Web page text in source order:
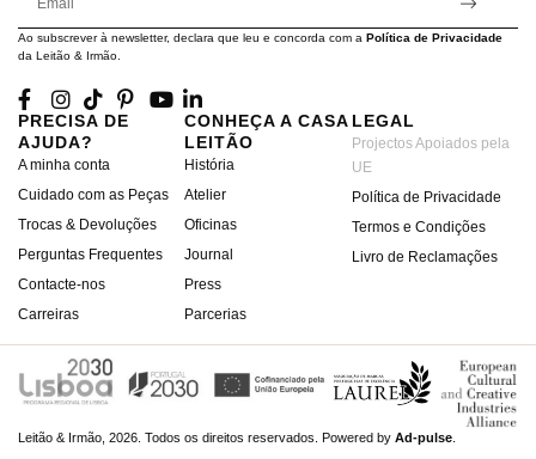
Ao subscrever à newsletter, declara que leu e concorda com a Política de Privacidade
da Leitão & Irmão.
PRECISA DE
AJUDA?
A minha conta
Cuidado com as Peças
Trocas & Devoluções
Perguntas Frequentes
Contacte-nos
Carreiras
CONHEÇA A CASA
LEITÃO
História
Atelier
Oficinas
Journal
Press
Parcerias
LEGAL
Projectos Apoiados pela
UE
Política de Privacidade
Termos e Condições
Livro de Reclamações
Leitão & Irmão, 2026. Todos os direitos reservados. Powered by Ad-pulse